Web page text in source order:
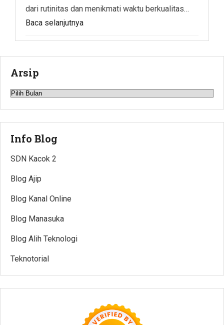
dari rutinitas dan menikmati waktu berkualitas…
Baca selanjutnya
Arsip
Arsip
Info Blog
SDN Kacok 2
Blog Ajip
Blog Kanal Online
Blog Manasuka
Blog Alih Teknologi
Teknotorial